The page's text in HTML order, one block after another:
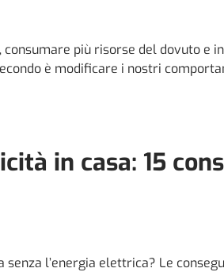
più risorse del dovuto e
è modificare i nostri
in casa: 15
l’energia elettrica? Le